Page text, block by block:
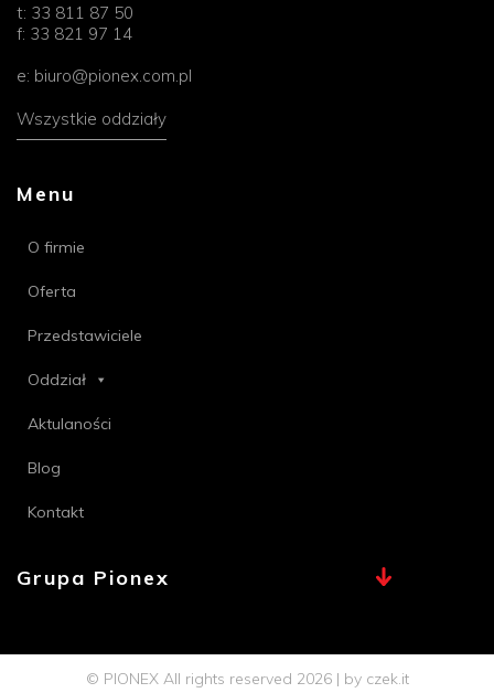
t: 33 811 87 50
f: 33 821 97 14
e: biuro@pionex.com.pl
Wszystkie oddziały
Menu
O firmie
Oferta
Przedstawiciele
Oddział
Aktulaności
Blog
Kontakt
Grupa Pionex
Chemia Bielsko
Profi PSB© PIONEX All rights reserved 2026 | by czek.it